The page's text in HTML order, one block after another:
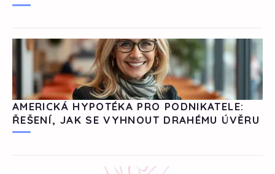
AMERICKÁ HYPOTÉKA PRO PODNIKATELE:
ŘEŠENÍ, JAK SE VYHNOUT DRAHÉMU ÚVĚRU